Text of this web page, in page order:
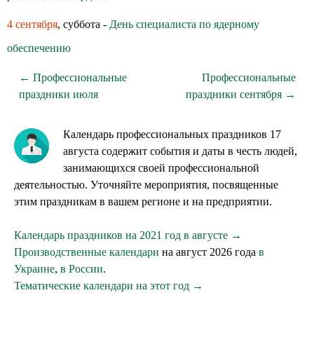
4 сентября, суббота - День специалиста по ядерному
обеспечению
← Профессиональные
праздники июля
Профессиональные
праздники сентября →
Календарь профессиональных праздников 17
августа содержит события и даты в честь людей,
занимающихся своей профессиональной
деятельностью. Уточняйте мероприятия, посвященные
этим праздникам в вашем регионе и на предприятии.
Календарь праздников на 2021 год в августе →
Производственные календари на август 2026 года в
Украине, в России.
Тематические календари на этот год →